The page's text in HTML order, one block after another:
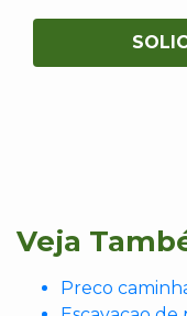
Veja
Preco